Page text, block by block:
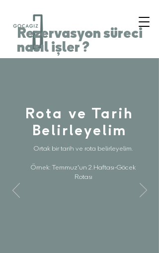
Rezervasyon süreci
nasıl işler ?
Goca Gız ile bir
çıkmaya karar
verdiniz. Pekii...
Rota ve Tarih
Belirleyelim
Ortak bir tarih ve rota belirleyelim.
Örnek: Temmuz'un 2.Haftası-Göcek
Rotası